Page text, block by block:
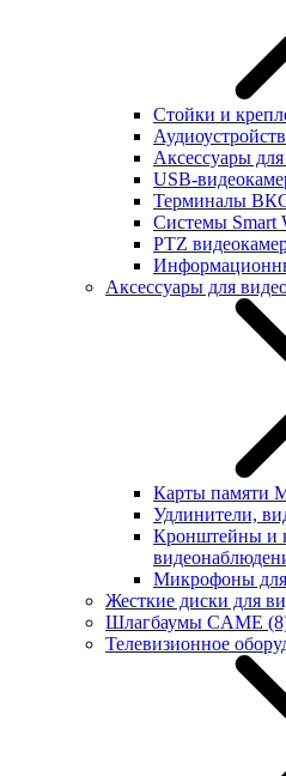
Стойки и
Аксессуары
USB-
Терминалы
Системы Smart
PTZ
Аксессуары для
Карты памяти
Удлинители,
Кронштейны и
Микрофоны
Жесткие диски для
Шлагбаумы CAME
Телевизионное